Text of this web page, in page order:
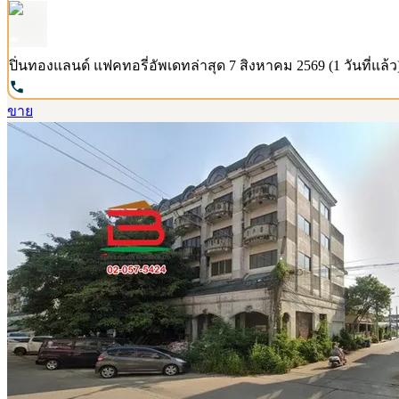
ปิ่นทองแลนด์ แฟคทอรี่อัพเดทล่าสุด 7 สิงหาคม 2569 (1 วันที่แล้
ขาย